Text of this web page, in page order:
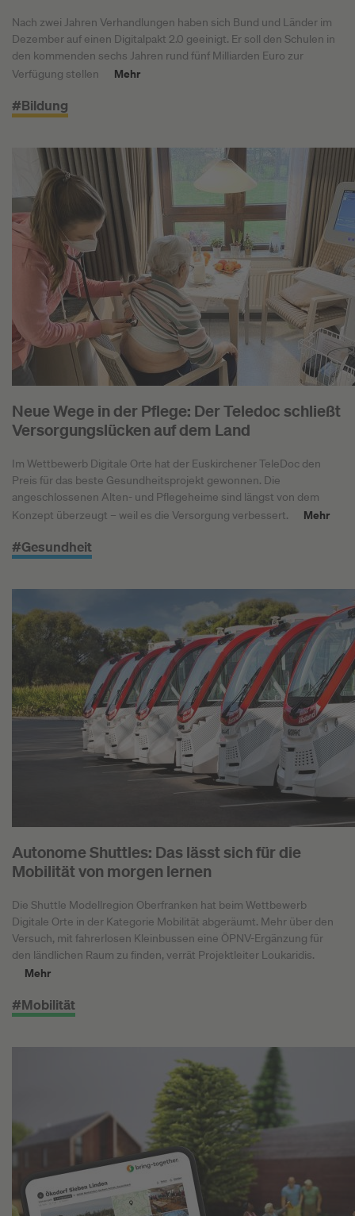
Nach zwei Jahren Verhandlungen haben sich Bund und Länder im
Dezember auf einen Digitalpakt 2.0 geeinigt. Er soll den Schulen in
den kommenden sechs Jahren rund fünf Milliarden Euro zur
Verfügung stellen
Mehr
#Bildung
Neue Wege in der Pflege: Der Teledoc schließt
Versorgungslücken auf dem Land
Im Wettbewerb Digitale Orte hat der Euskirchener TeleDoc den
Preis für das beste Gesundheitsprojekt gewonnen. Die
angeschlossenen Alten- und Pflegeheime sind längst von dem
Konzept überzeugt – weil es die Versorgung verbessert.
Mehr
#Gesundheit
Autonome Shuttles: Das lässt sich für die
Mobilität von morgen lernen
Die Shuttle Modellregion Oberfranken hat beim Wettbewerb
Digitale Orte in der Kategorie Mobilität abgeräumt. Mehr über den
Versuch, mit fahrerlosen Kleinbussen eine ÖPNV-Ergänzung für
den ländlichen Raum zu finden, verrät Projektleiter Loukaridis.
Mehr
#Mobilität